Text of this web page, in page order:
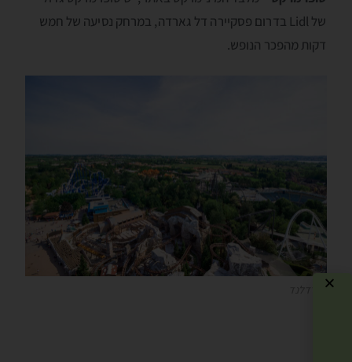
של Lidl בדרום פסקיירה דל גארדה, במרחק נסיעה של חמש
דקות מהפכר הנופש.
גארדלנד